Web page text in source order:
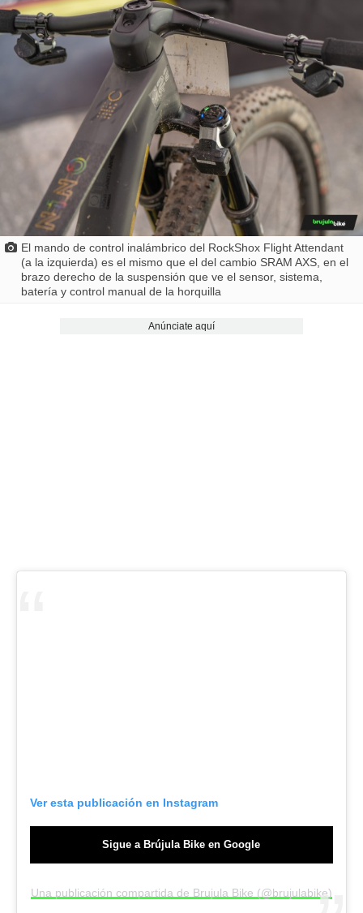
El mando de control inalámbrico del RockShox Flight Attendant
(a la izquierda) es el mismo que el del cambio SRAM AXS, en el
brazo derecho de la suspensión que ve el sensor, sistema,
batería y control manual de la horquilla
Anúnciate aquí
Ver esta publicación en Instagram
Sigue a Brújula Bike en Google
Una publicación compartida de Brujula Bike (@brujulabike)